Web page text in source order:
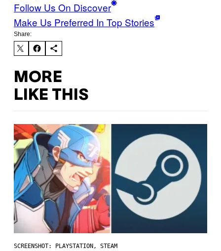
Follow Us On Discover
Make Us Preferred In Top Stories
Share:
MORE
LIKE THIS
SCREENSHOT: PLAYSTATION, STEAM